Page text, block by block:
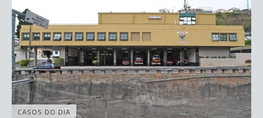
CASOS DO DIA